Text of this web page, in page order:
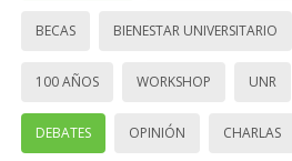
BECAS BIENESTAR UNIVERSITARIO
100 AÑOS WORKSHOP UNR
DEBATES OPINIÓN CHARLAS